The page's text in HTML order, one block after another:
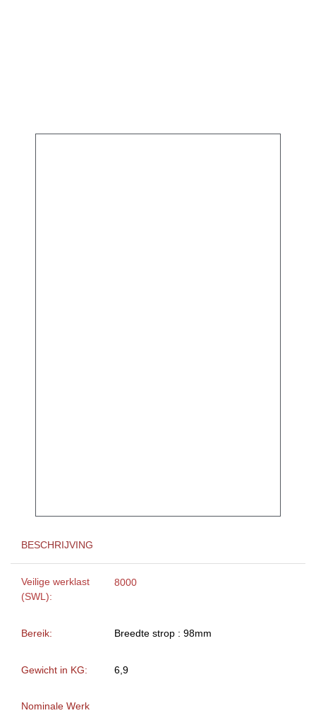
BESCHRIJVING
Veilige werklast
(SWL):
8000
Bereik: Breedte strop : 98mm
Gewicht in KG: 6,9
Nominale Werk